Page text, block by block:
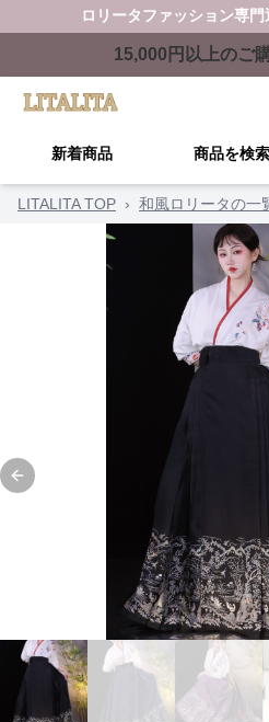
ロリータファッション専門
15,000 円以上のご
新着商品 商品を検索
LITALITA TOP › 和風ロリータの一
Previous slide